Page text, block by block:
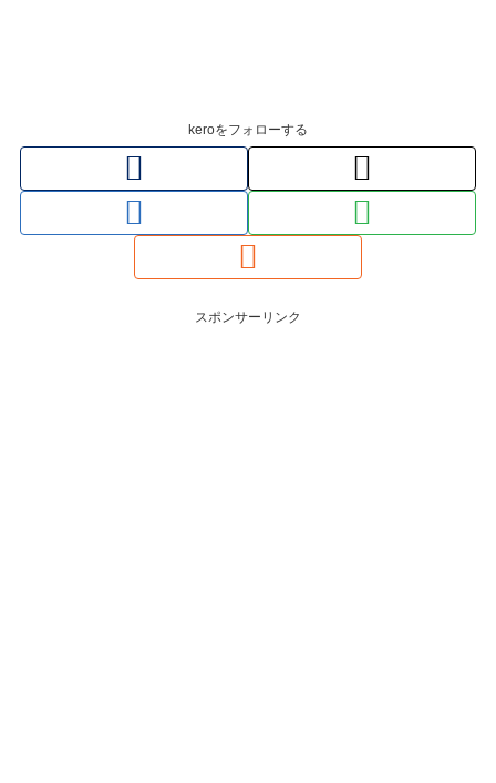
keroをフォローする
スポンサーリンク